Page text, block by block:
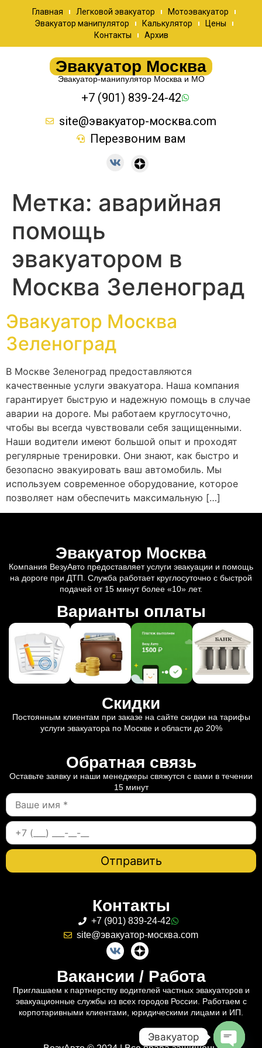
Главная Легковой эвакуатор
Мотоэвакуатор
Эвакуатор манипулятор
Калькулятор
Цены
Контакты
Архив
Эвакуатор Москва
Эвакуатор-манипулятор Москва и МО
+7 (901) 839-24-42
site@эвакуатор-москва.com
Перезвоним вам
Метка: аварийная
помощь
эвакуатором в
Москва Зеленоград
Эвакуатор Москва
Зеленоград
В Москве Зеленоград предоставляются
качественные услуги эвакуатора. Наша компания
гарантирует быструю и надежную помощь в случае
аварии на дороге. Мы работаем круглосуточно,
чтобы вы всегда чувствовали себя защищенными.
Наши водители имеют большой опыт и проходят
регулярные тренировки. Они знают, как быстро и
безопасно эвакуировать ваш автомобиль. Мы
используем современное оборудование, которое
позволяет нам обеспечить максимальную […]
Эвакуатор Москва
Компания ВезуАвто предоставляет услуги эвакуации и помощь
на дороге при ДТП. Служба работает круглосуточно с быстрой
подачей от 15 минут более «10» лет.
Варианты оплаты
Скидки
Постоянным клиентам при заказе на сайте скидки на тарифы
услуги эвакуатора по Москве и области до 20%
Обратная связь
Оставьте заявку и наши менеджеры свяжутся с вами в течении
15 минут
Контакты
+7 (901) 839-24-42
site@эвакуатор-москва.com
Вакансии / Работа
Приглашаем к партнерству водителей частных эвакуаторов и
эвакуационные службы из всех городов России. Работаем с
корпотаривными клиентами, юридическими лицами и ИП.
Эвакуатор